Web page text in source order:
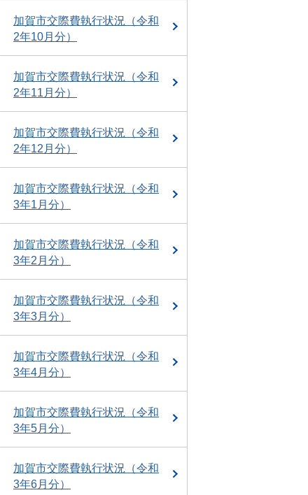
加賀市交際費執行状況（令和
2年10月分）
加賀市交際費執行状況（令和
2年11月分）
加賀市交際費執行状況（令和
2年12月分）
加賀市交際費執行状況（令和
3年1月分）
加賀市交際費執行状況（令和
3年2月分）
加賀市交際費執行状況（令和
3年3月分）
加賀市交際費執行状況（令和
3年4月分）
加賀市交際費執行状況（令和
3年5月分）
加賀市交際費執行状況（令和
3年6月分）